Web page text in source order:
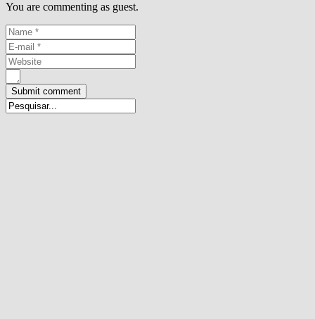
You are commenting as guest.